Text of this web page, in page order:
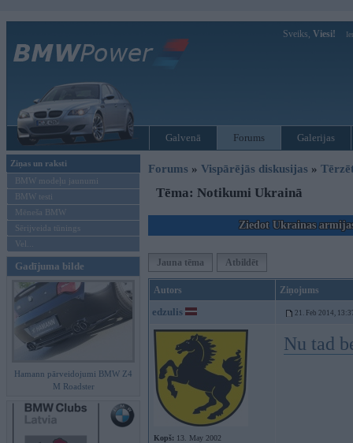
Sveiks, Viesi!
Galvenā Forums Galerijas
Ziņas un raksti
BMW modeļu jaunumi
BMW testi
Mēneša BMW
Sērijveida tūnings
Vel...
Gadījuma bilde
Hamann pārveidojumi BMW Z4
M Roadster
Forums » Vispārējās diskusijas »
Tēma: Notikumi Ukrainā
Ziedot Ukrainas
Jauna tēma Atbildēt
Autors Ziņojums
edzulis 21. Feb 2014,
Kopš: 13. May 2002
Nu tad